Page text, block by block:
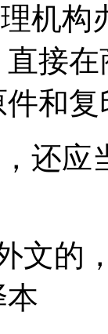
理机
接
件和
，还
文
本